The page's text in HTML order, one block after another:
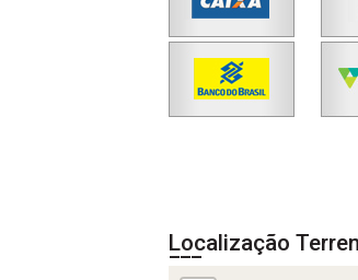
Localização